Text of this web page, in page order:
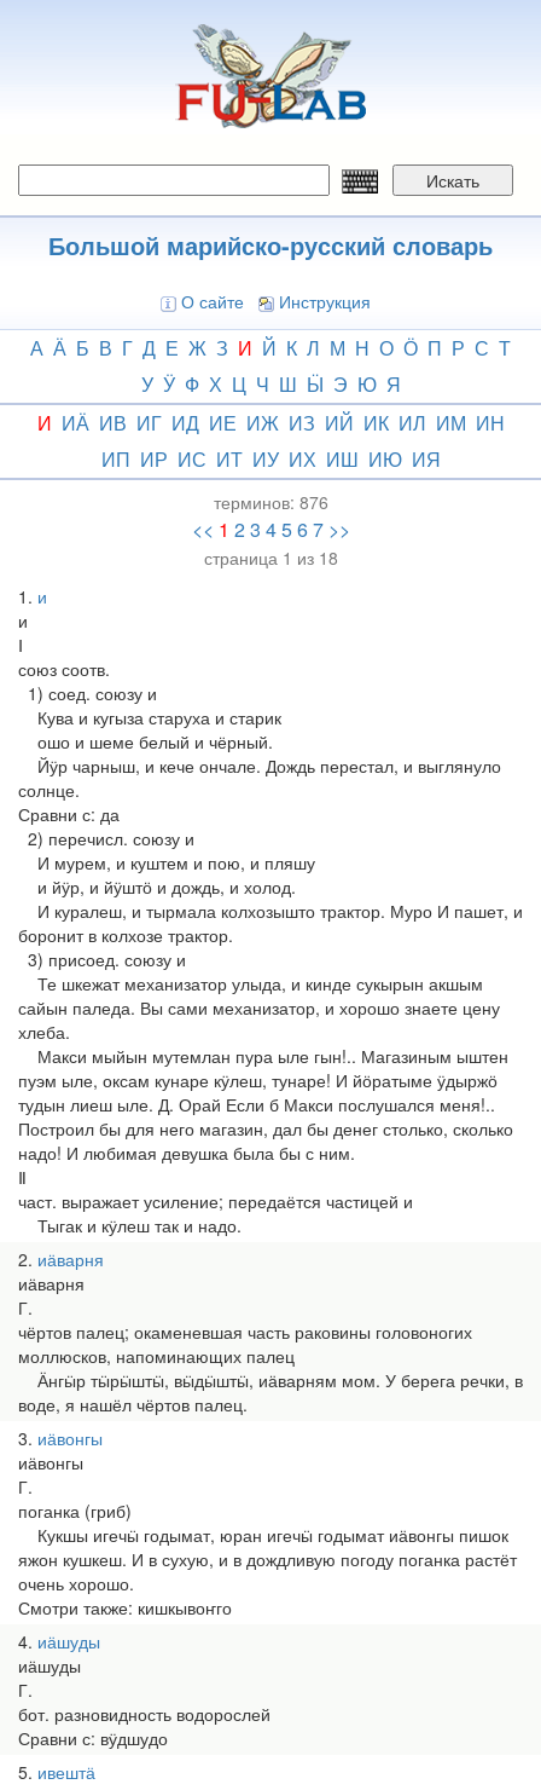
Искать
Большой марийско-русский словарь
О сайте Инструкция
А Ӓ Б В Г Д Е Ж З И Й К Л М Н О Ӧ П Р С Т
У Ӱ Ф Х Ц Ч Ш Ӹ Э Ю Я
И ИӒ ИВ ИГ ИД ИЕ ИЖ ИЗ ИЙ ИК ИЛ ИМ ИН
ИП ИР ИС ИТ ИУ ИХ ИШ ИЮ ИЯ
терминов: 876
<< 1 23 4567 >>
страница 1 из 18
1 и
и
Ⅰ
союз соотв.
1) соед. союзу и
Кува и кугыза старуха и старик
ошо и шеме белый и чёрный.
Йӱр чарныш, и кече ончале. Дождь перестал, и выглянуло
солнце.
Сравни с: да
2) перечисл. союзу и
И мурем, и куштем и пою, и пляшу
и йӱр, и йӱштӧ и дождь, и холод.
И куралеш, и тырмала колхозышто трактор. Муро И пашет, и
боронит в колхозе трактор.
3) присоед. союзу и
Те шкежат механизатор улыда, и кинде сукырын акшым
сайын паледа. Вы сами механизатор, и хорошо знаете цену
хлеба.
Макси мыйын мутемлан пура ыле гын!.. Магазиным ыштен
пуэм ыле, оксам кунаре кӱлеш, тунаре! И йӧратыме ӱдыржӧ
тудын лиеш ыле. Д. Орай Если б Макси послушался меня!..
Построил бы для него магазин, дал бы денег столько, сколько
надо! И любимая девушка была бы с ним.
Ⅱ
част. выражает усиление; передаётся частицей и
Тыгак и кӱлеш так и надо.
2 иӓварня
иӓварня
Г.
чёртов палец; окаменевшая часть раковины головоногих
моллюсков, напоминающих палец
Ӓнгӹр тӹрӹштӹ, вӹдӹштӹ, иӓварням мом. У берега речки, в
воде, я нашёл чёртов палец.
3 иӓвонгы
иӓвонгы
Г.
поганка (гриб)
Кукшы игечӹ годымат, юран игечӹ годымат иӓвонгы пишок
яжон кушкеш. И в сухую, и в дождливую погоду поганка растёт
очень хорошо.
Смотри также: кишкывоҥго
4 иӓшуды
иӓшуды
Г.
бот. разновидность водорослей
Сравни с: вӱдшудо
5 ивештӓ